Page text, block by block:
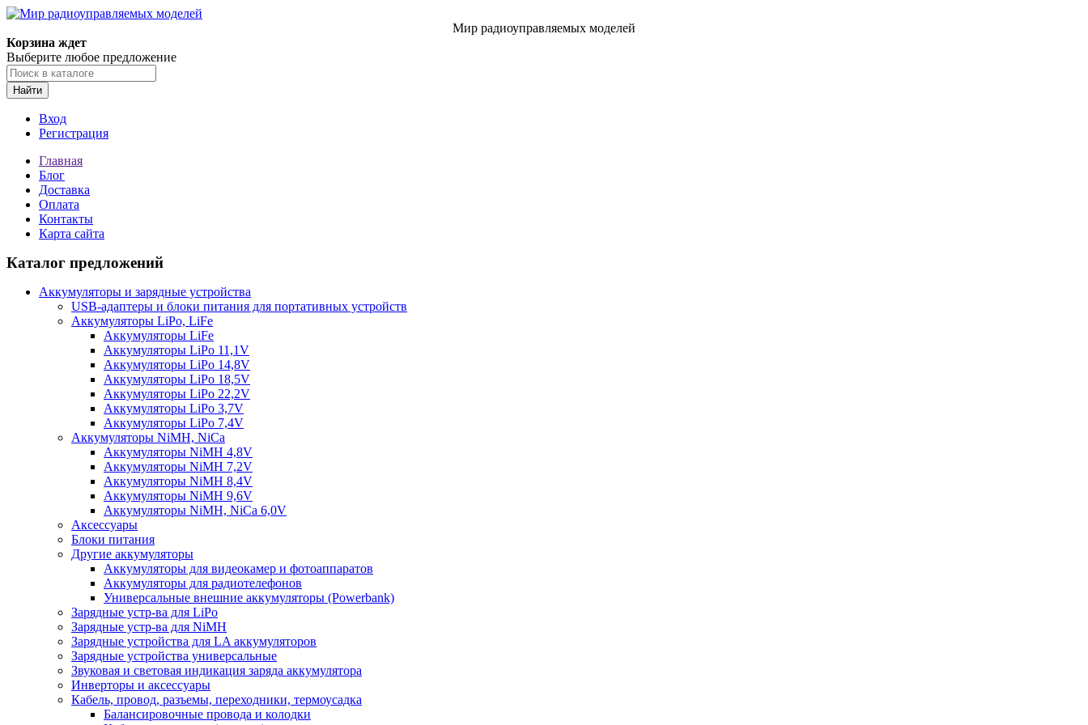
Мир радиоуправляемых моделей
Корзина ждет
Выберите любое предложение
Найти
Вход
Регистрация
Главная
Блог
Доставка
Оплата
Контакты
Карта сайта
Каталог предложений
Аккумуляторы и зарядные устройства
USB-адаптеры и блоки питания для портативных устройств
Аккумуляторы LiPo, LiFe
Аккумуляторы LiFe
Аккумуляторы LiPo 11,1V
Аккумуляторы LiPo 14,8V
Аккумуляторы LiPo 18,5V
Аккумуляторы LiPo 22,2V
Аккумуляторы LiPo 3,7V
Аккумуляторы LiPo 7,4V
Аккумуляторы NiMH, NiCa
Аккумуляторы NiMH 4,8V
Аккумуляторы NiMH 7,2V
Аккумуляторы NiMH 8,4V
Аккумуляторы NiMH 9,6V
Аккумуляторы NiMH, NiCa 6,0V
Аксессуары
Блоки питания
Другие аккумуляторы
Аккумуляторы для видеокамер и фотоаппаратов
Аккумуляторы для радиотелефонов
Универсальные внешние аккумуляторы (Powerbank)
Зарядные устр-ва для LiPo
Зарядные устр-ва для NiMH
Зарядные устройства для LA аккумуляторов
Зарядные устройства универсальные
Звуковая и световая индикация заряда аккумулятора
Инверторы и аксессуары
Кабель, провод, разъемы, переходники, термоусадка
Балансировочные провода и колодки